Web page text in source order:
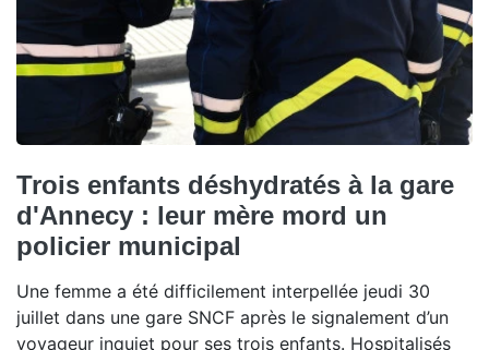
Trois enfants déshydratés à la gare
d'Annecy : leur mère mord un
policier municipal
Une femme a été difficilement interpellée jeudi 30
juillet dans une gare SNCF après le signalement d’un
voyageur inquiet pour ses trois enfants. Hospitalisés